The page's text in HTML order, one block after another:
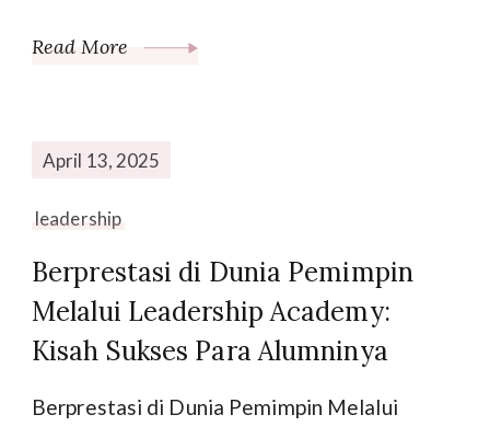
Read More
April 13, 2025
leadership
Berprestasi di Dunia Pemimpin
Melalui Leadership Academy:
Kisah Sukses Para Alumninya
Berprestasi di Dunia Pemimpin Melalui